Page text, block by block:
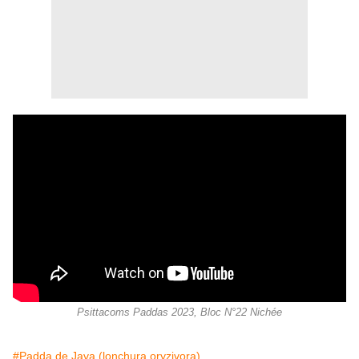
Psittacoms Paddas 2023, Bloc N°22 Nichée
#Padda de Java (lonchura oryzivora)